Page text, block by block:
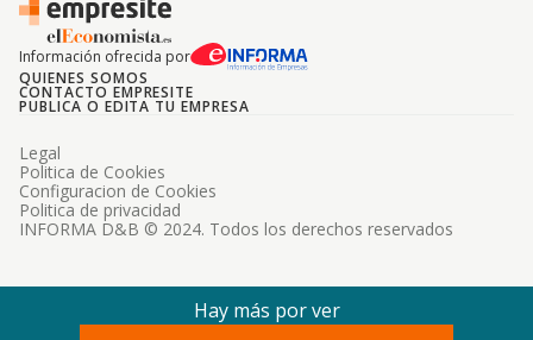
Información ofrecida por
QUIENES SOMOS
CONTACTO EMPRESITE
PUBLICA O EDITA TU EMPRESA
INFORMA D&B © 2024. Todos los derechos reservados
Legal
Politica de Cookies
Configuracion de Cookies
Politica de privacidad
Hay más por ver